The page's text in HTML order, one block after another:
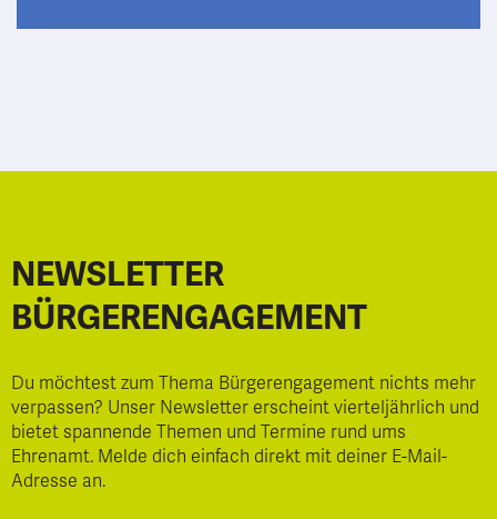
NEWSLETTER
BÜRGERENGAGEMENT
Du möchtest zum Thema Bürgerengagement nichts mehr
verpassen? Unser Newsletter erscheint vierteljährlich und
bietet spannende Themen und Termine rund ums
Ehrenamt. Melde dich einfach direkt mit deiner E-Mail-
Adresse an.